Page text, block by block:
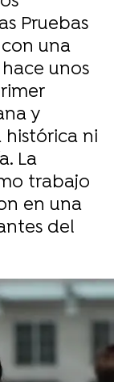
Pruebas
una
unos
y
histórica ni
La
trabajo
en una
del